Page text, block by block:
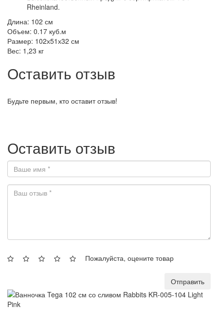
Rheinland.
Длина: 102 см
Объем: 0.17 куб.м
Размер: 102х51х32 см
Вес: 1,23 кг
Оставить отзыв
Будьте первым, кто оставит отзыв!
Оставить отзыв
Пожалуйста, оцените товар
Отправить